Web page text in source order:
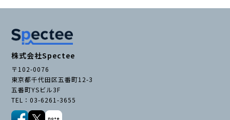
株式会社Spectee
〒102-0076
東京都千代田区五番町12-3
五番町YSビル3F
TEL：03-6261-3655